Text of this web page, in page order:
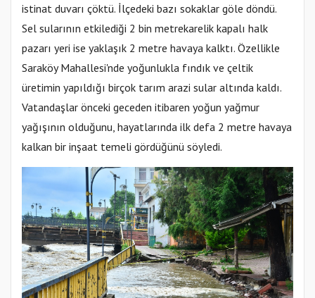
istinat duvarı çöktü. İlçedeki bazı sokaklar göle döndü.
Sel sularının etkilediği 2 bin metrekarelik kapalı halk
pazarı yeri ise yaklaşık 2 metre havaya kalktı. Özellikle
Saraköy Mahallesi'nde yoğunlukla fındık ve çeltik
üretimin yapıldığı birçok tarım arazi sular altında kaldı.
Vatandaşlar önceki geceden itibaren yoğun yağmur
yağışının olduğunu, hayatlarında ilk defa 2 metre havaya
kalkan bir inşaat temeli gördüğünü söyledi.